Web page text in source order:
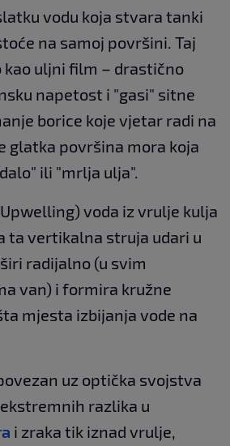
vodu koja stvara tanki
na samoj površini. Taj
kao uljni film – drastično
napetost i "gasi" sitne
borice koje vjetar radi na
glatka površina mora koja
ili "mrlja ulja".
voda iz vrulje kulja
ta vertikalna struja udari u
radijalno (u svim
van) i formira kružne
mjesta izbijanja vode na
uz optička svojstva
razlika u
i zraka tik iznad vrulje,